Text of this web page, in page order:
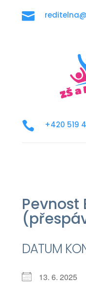

 +420 519
Pevnost
DATUM
13. 6. 2025